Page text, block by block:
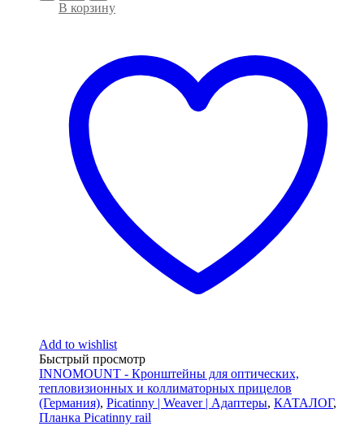
В корзину
Add to wishlist
Быстрый просмотр
INNOMOUNT - Кронштейны для оптических,
тепловизионных и коллиматорных прицелов
(Германия), Picatinny | Weaver | Адаптеры, КАТАЛОГ,
Планка Picatinny rail